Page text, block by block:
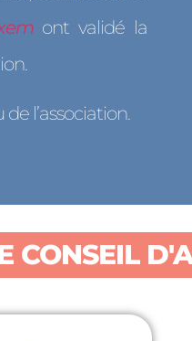
ont validé la
l’association.
CONSEIL